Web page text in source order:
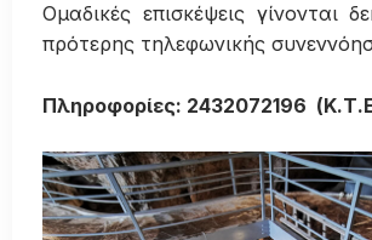
Ομαδικές επισκέψεις γίνονται
πρότερης τηλεφωνικής
Πληροφορίες: 2432072196